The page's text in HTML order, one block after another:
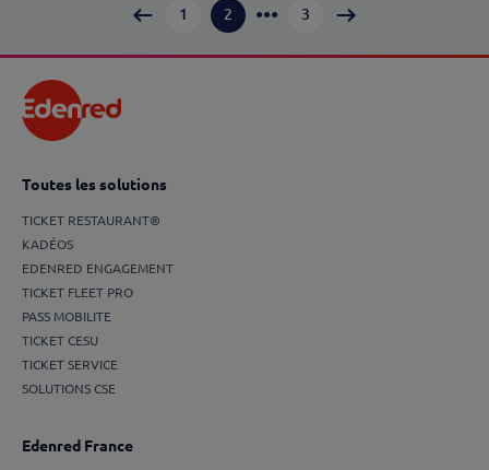
1 2 ••• 3
Toutes les solutions
TICKET RESTAURANT®
KADÉOS
EDENRED ENGAGEMENT
TICKET FLEET PRO
PASS MOBILITE
TICKET CESU
TICKET SERVICE
SOLUTIONS CSE
Edenred France